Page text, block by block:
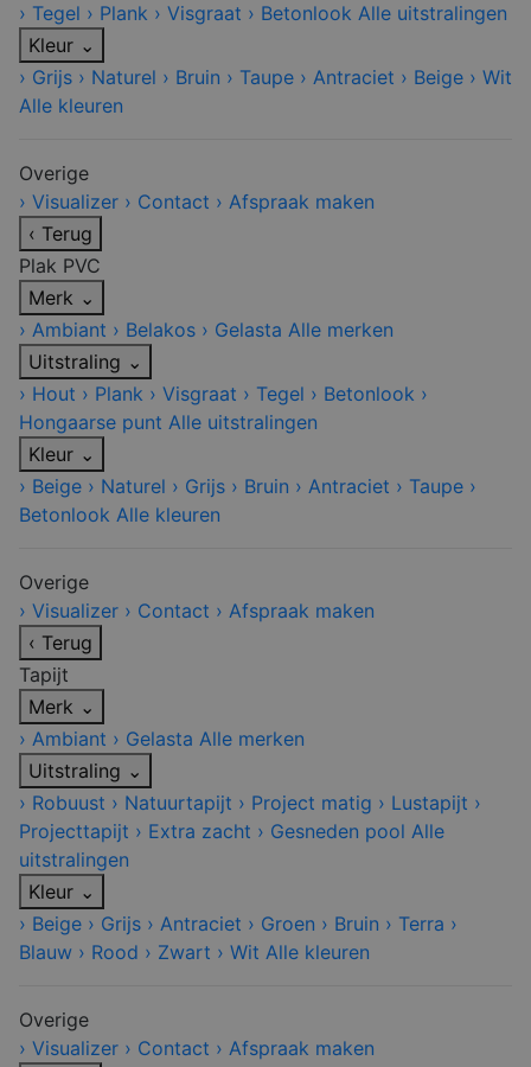
› Tegel › Plank › Visgraat › Betonlook Alle uitstralingen
Kleur ⌄
› Grijs › Naturel › Bruin › Taupe › Antraciet › Beige › Wit
Alle kleuren
Overige
› Visualizer › Contact › Afspraak maken
‹ Terug
Plak PVC
Merk ⌄
› Ambiant › Belakos › Gelasta Alle merken
Uitstraling ⌄
› Hout › Plank › Visgraat › Tegel › Betonlook ›
Hongaarse punt Alle uitstralingen
Kleur ⌄
› Beige › Naturel › Grijs › Bruin › Antraciet › Taupe ›
Betonlook Alle kleuren
Overige
› Visualizer › Contact › Afspraak maken
‹ Terug
Tapijt
Merk ⌄
› Ambiant › Gelasta Alle merken
Uitstraling ⌄
› Robuust › Natuurtapijt › Project matig › Lustapijt ›
Projecttapijt › Extra zacht › Gesneden pool Alle
uitstralingen
Kleur ⌄
› Beige › Grijs › Antraciet › Groen › Bruin › Terra ›
Blauw › Rood › Zwart › Wit Alle kleuren
Overige
› Visualizer › Contact › Afspraak maken